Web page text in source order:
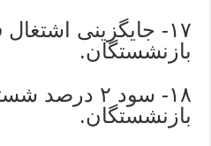
۱۷- جایگزینی
بازنشستگان.
۱۸- سود ۲ درصد
بازنشستگان.